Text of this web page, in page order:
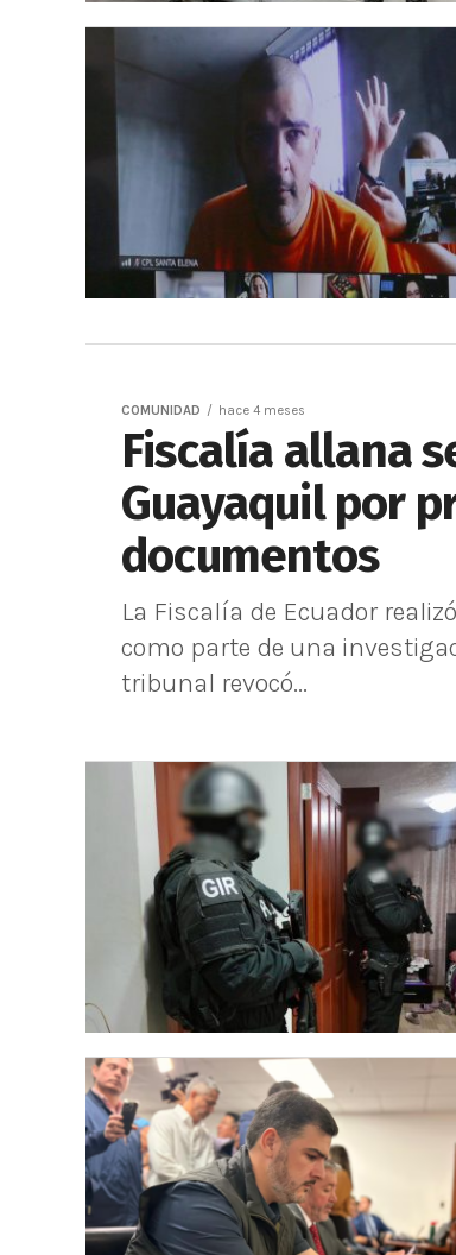
COMUNIDAD hace 4 meses
Fiscalía allana
Guayaquil por
documentos
La Fiscalía de Ecuador
como parte de una
tribunal revocó...